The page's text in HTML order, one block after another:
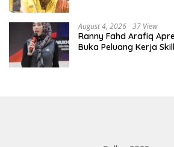
August 4, 2026 37 View
Ranny Fahd Arafiq
Buka Peluang Kerja